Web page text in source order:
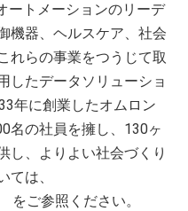
ートメーションのリーデ
機器、ヘルスケア、社会
れらの事業をつうじて取
したデータソリューショ
年に創業したオムロン
名の社員を擁し、 130ヶ
し、よりよい社会づくり
ては、
をご参照ください。